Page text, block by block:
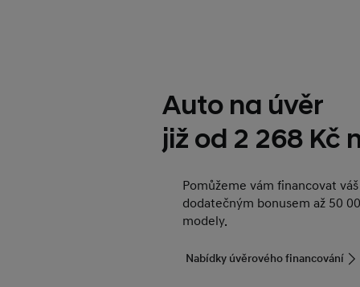
Auto na úvěr
již od 2 268 Kč
Pomůžeme vám financovat
dodatečným bonusem až 50
modely.
Nabídky úvěrového financování